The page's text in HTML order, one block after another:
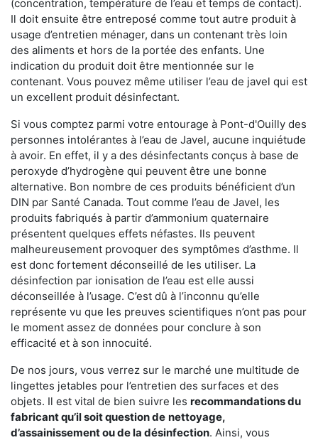
(concentration, température de l’eau et temps de contact).
Il doit ensuite être entreposé comme tout autre produit à
usage d’entretien ménager, dans un contenant très loin
des aliments et hors de la portée des enfants. Une
indication du produit doit être mentionnée sur le
contenant. Vous pouvez même utiliser l’eau de javel qui est
un excellent produit désinfectant.
Si vous comptez parmi votre entourage à Pont-d'Ouilly des
personnes intolérantes à l’eau de Javel, aucune inquiétude
à avoir. En effet, il y a des désinfectants conçus à base de
peroxyde d’hydrogène qui peuvent être une bonne
alternative. Bon nombre de ces produits bénéficient d’un
DIN par Santé Canada. Tout comme l’eau de Javel, les
produits fabriqués à partir d’ammonium quaternaire
présentent quelques effets néfastes. Ils peuvent
malheureusement provoquer des symptômes d’asthme. Il
est donc fortement déconseillé de les utiliser. La
désinfection par ionisation de l’eau est elle aussi
déconseillée à l’usage. C’est dû à l’inconnu qu’elle
représente vu que les preuves scientifiques n’ont pas pour
le moment assez de données pour conclure à son
efficacité et à son innocuité.
De nos jours, vous verrez sur le marché une multitude de
lingettes jetables pour l’entretien des surfaces et des
objets. Il est vital de bien suivre les recommandations du
fabricant qu’il soit question de nettoyage,
d’assainissement ou de la désinfection. Ainsi, vous